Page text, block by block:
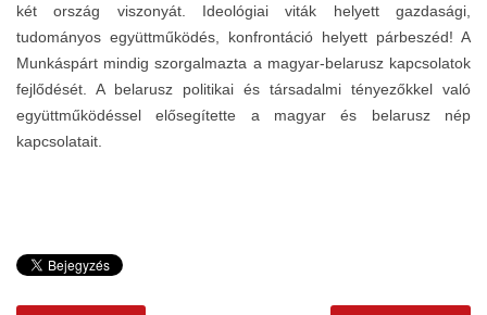
két ország viszonyát. Ideológiai viták helyett gazdasági,
tudományos együttműködés, konfrontáció helyett párbeszéd! A
Munkáspárt mindig szorgalmazta a magyar-belarusz kapcsolatok
fejlődését. A belarusz politikai és társadalmi tényezőkkel való
együttműködéssel elősegítette a magyar és belarusz nép
kapcsolatait.